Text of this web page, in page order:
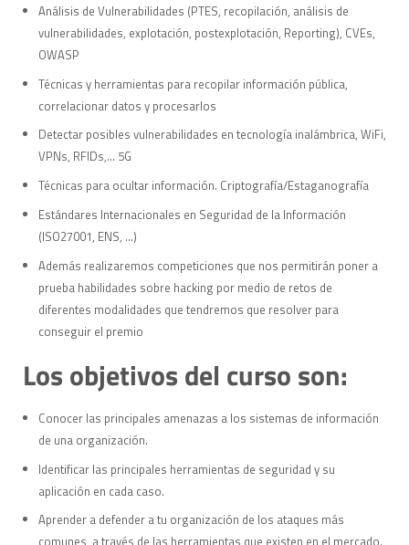
Análisis de Vulnerabilidades (PTES, recopilación, análisis de
vulnerabilidades, explotación, postexplotación, Reporting), CVEs,
OWASP
Técnicas y herramientas para recopilar información pública,
correlacionar datos y procesarlos
Detectar posibles vulnerabilidades en tecnología inalámbrica, WiFi,
VPNs, RFIDs,… 5G
Técnicas para ocultar información. Criptografía/Estaganografía
Estándares Internacionales en Seguridad de la Información
(ISO27001, ENS, …)
Además realizaremos competiciones que nos permitirán poner a
prueba habilidades sobre hacking por medio de retos de
diferentes modalidades que tendremos que resolver para
conseguir el premio
Los objetivos del curso son:
Conocer las principales amenazas a los sistemas de información
de una organización.
Identificar las principales herramientas de seguridad y su
aplicación en cada caso.
Aprender a defender a tu organización de los ataques más